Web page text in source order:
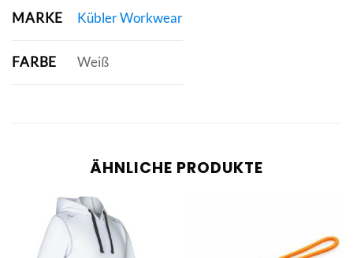
MARKE Kübler Workwear
FARBE Weiß
ÄHNLICHE PRODUKTE